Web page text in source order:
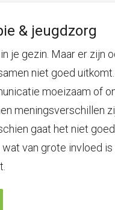
& jeugdzorg
je gezin. Maar er zijn
niet goed
moeizaam of
meningsverschillen
gaat het niet
van grote invloed is